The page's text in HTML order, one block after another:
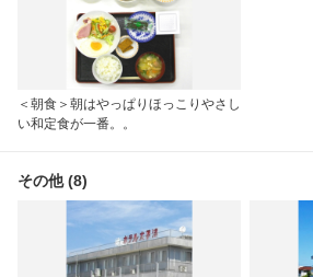
＜朝食＞朝はやっぱりほっこりやさし
い和定食が一番。。
その他 (8)